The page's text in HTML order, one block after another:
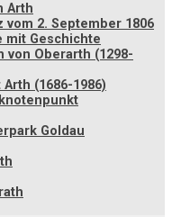
Arth
vom 2. September 1806
mit Geschichte
von Oberarth (1298-
(1686-1986)
Goldau